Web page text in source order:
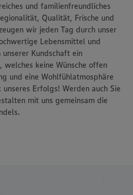
und familienfreundliches
Qualität, Frische und
wir jeden Tag durch unser
Lebensmittel und
Kundschaft ein
welches keine Wünsche offen
und eine Wohlfühlatmosphäre
Erfolgs! Werden auch Sie
mit uns gemeinsam die